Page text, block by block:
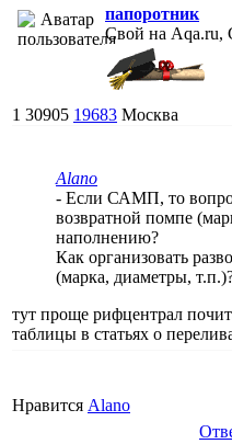
папоротник
Свой на Aqa.ru,
1 30905 19683 Москва
Alano
- Если САМП, то
возвратной помпе
наполнению?
Как организовать
(марка, диаметры,
тут проще рифцентрал
таблицы в статьях о
Нравится Alano